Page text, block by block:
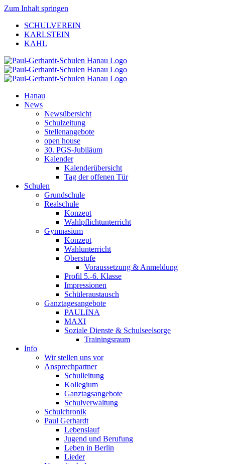
Zum Inhalt springen
SCHULVEREIN
KARLSTEIN
KAHL
Hanau
News
Newsübersicht
Schulzeitung
Stellenangebote
open house
30. PGS-Jubiläum
Kalender
Kalenderübersicht
Tag der offenen Tür
Schulen
Grundschule
Realschule
Konzept
Wahlpflichtunterricht
Gymnasium
Konzept
Wahlunterricht
Oberstufe
Voraussetzung & Anmeldung
Profil 5.-6. Klasse
Impressionen
Schüleraustausch
Ganztagesangebote
PAULINA
MAXI
Soziale Dienste & Schulseelsorge
Trainingsraum
Info
Wir stellen uns vor
Ansprechpartner
Schulleitung
Kollegium
Ganztagsangebote
Schulverwaltung
Schulchronik
Paul Gerhardt
Lebenslauf
Jugend und Berufung
Leben in Berlin
Lieder